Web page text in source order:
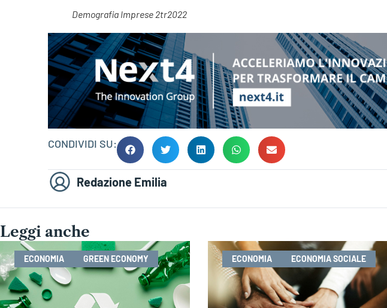
Demografia Imprese 2tr2022
CONDIVIDI SU:
Redazione Emilia
Leggi anche
ECONOMIA GREEN ECONOMY ECONOMIA ECONOMIA SOCIALE